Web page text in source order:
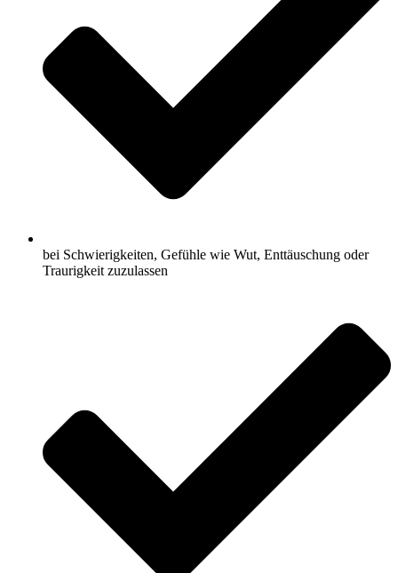
bei Schwierigkeiten, Gefühle wie Wut, Enttäuschung oder
Traurigkeit zuzulassen